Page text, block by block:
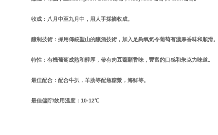
收成：八月中至九月中，用人手採摘收成。
釀制技術：採用傳統聖山的釀酒技術，加入足夠氧氣令葡萄有濃厚香味和順滑。
特性：有機葡萄成熟和醇厚，帶有肉豆蔻類香味，豐富的口感和朱克力味道。
最佳配合：配合牛扒，羊肋等配焦糖漿，海鮮等。
最佳儲貯/飲用溫度：10-12℃